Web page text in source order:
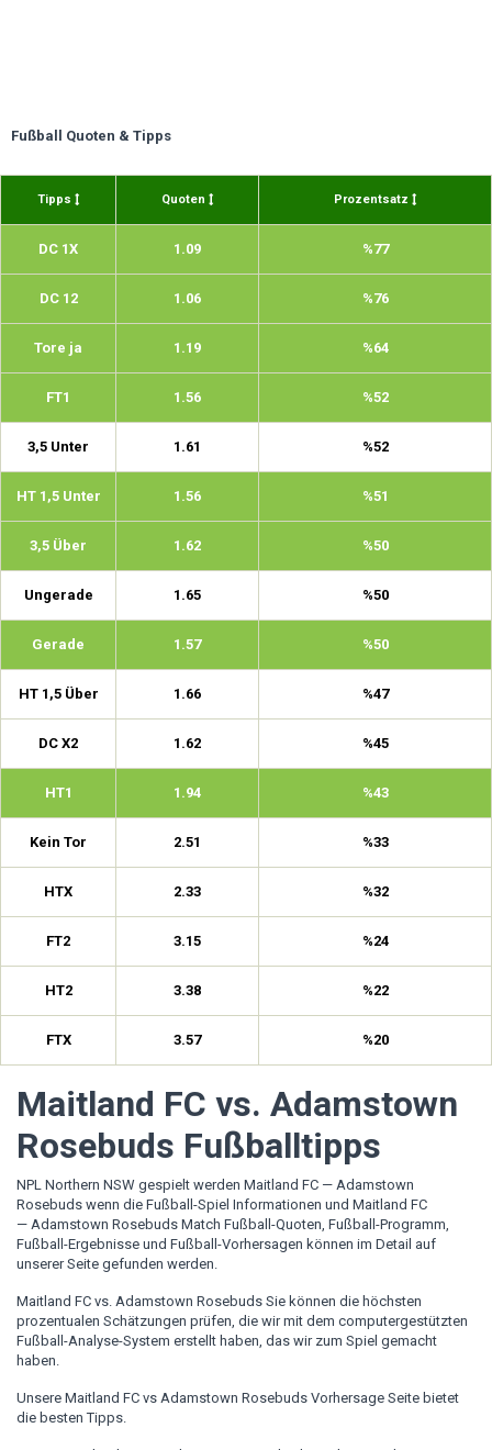
Fußball Quoten & Tipps
Tipps Quoten Prozentsatz
DC 1X 1.09 %77
DC 12 1.06 %76
Tore ja 1.19 %64
FT1 1.56 %52
3,5 Unter 1.61 %52
HT 1,5 Unter 1.56 %51
3,5 Über 1.62 %50
Ungerade 1.65 %50
Gerade 1.57 %50
HT 1,5 Über 1.66 %47
DC X2 1.62 %45
HT1 1.94 %43
Kein Tor 2.51 %33
HTX 2.33 %32
FT2 3.15 %24
HT2 3.38 %22
FTX 3.57 %20
Maitland FC vs. Adamstown
Rosebuds Fußballtipps
NPL Northern NSW gespielt werden Maitland FC — Adamstown
Rosebuds wenn die Fußball-Spiel Informationen und Maitland FC
— Adamstown Rosebuds Match Fußball-Quoten, Fußball-Programm,
Fußball-Ergebnisse und Fußball-Vorhersagen können im Detail auf
unserer Seite gefunden werden.
Maitland FC vs. Adamstown Rosebuds Sie können die höchsten
prozentualen Schätzungen prüfen, die wir mit dem computergestützten
Fußball-Analyse-System erstellt haben, das wir zum Spiel gemacht
haben.
Unsere Maitland FC vs Adamstown Rosebuds Vorhersage Seite bietet
die besten Tipps.